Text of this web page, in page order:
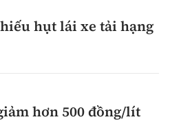
hụt lái xe tải hạng
hơn 500 đồng/lít